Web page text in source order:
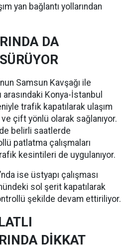
yan bağlantı yollarından
DA
Samsun Kavşağı ile
Konya-İstanbul
trafik kapatılarak ulaşım
çift yönlü olarak sağlanıyor.
belirli saatlerde
patlatma çalışmaları
kesintileri de uygulanıyor.
ise üstyapı çalışması
sol şerit kapatılarak
şekilde devam ettiriliyor.
DİKKAT